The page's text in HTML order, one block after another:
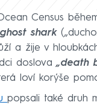
Census
ghost shark
a žije v
doslova„death
loví korýše
popsali také druh